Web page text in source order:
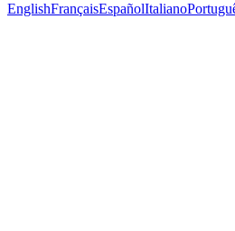
EnglishFrançaisEspañolItaliano